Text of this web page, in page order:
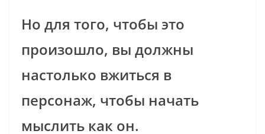
Но для того, чтобы это
произошло, вы должны
настолько вжиться в
персонаж, чтобы начать
мыслить как он.